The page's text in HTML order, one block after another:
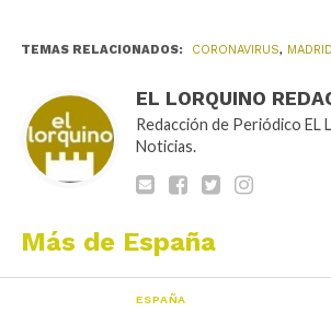
TEMAS RELACIONADOS: CORONAVIRUS, MADRID
EL LORQUINO
Redacción de Periódico EL
Noticias.
Más de España
ESPAÑA